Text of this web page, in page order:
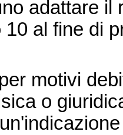
adattare il
10 al fine di
motivi
o